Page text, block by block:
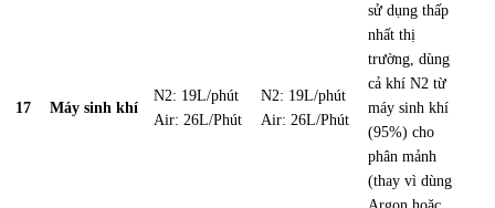
17 Máy sinh khí
N2: 19L/phút
Air: 26L/Phút
N2: 19L/phút
Air: 26L/Phút
sử dụng thấp
nhất thị
trường, dùng
cả khí N2 từ
máy sinh khí
(95%) cho
phân mảnh
(thay vì dùng